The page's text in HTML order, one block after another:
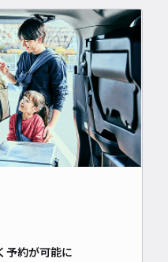
予約が可能に